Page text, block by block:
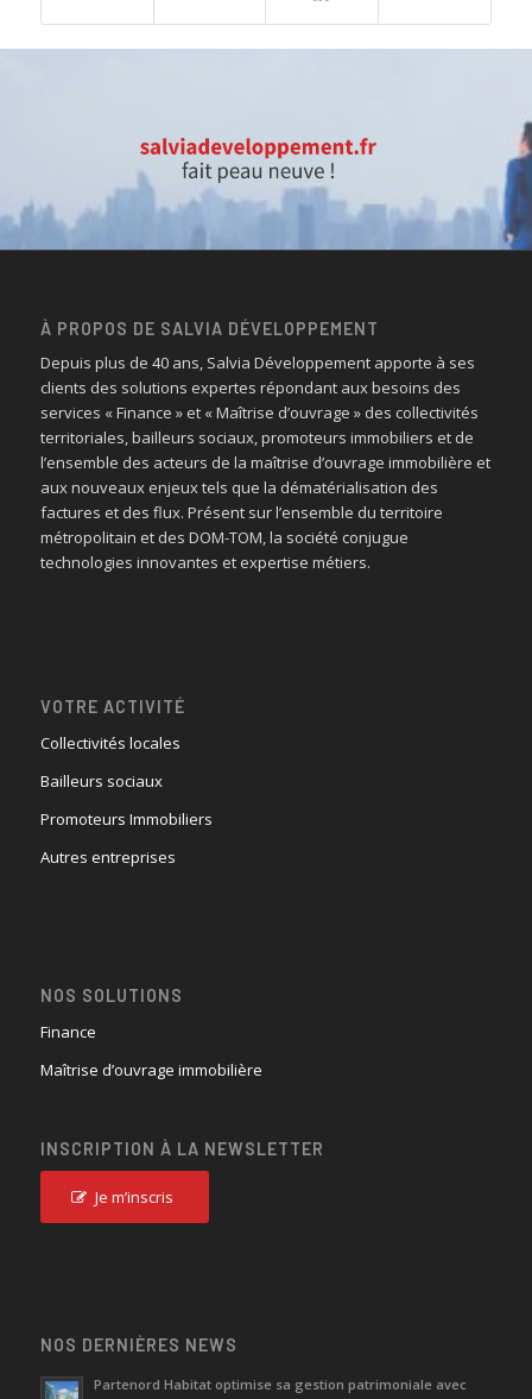
À PROPOS DE SALVIA DÉVELOPPEMENT
Depuis plus de 40 ans, Salvia Développement apporte à ses
clients des solutions expertes répondant aux besoins des
services « Finance » et « Maîtrise d’ouvrage » des collectivités
territoriales, bailleurs sociaux, promoteurs immobiliers et de
l’ensemble des acteurs de la maîtrise d’ouvrage immobilière et
aux nouveaux enjeux tels que la dématérialisation des
factures et des flux. Présent sur l’ensemble du territoire
métropolitain et des DOM-TOM, la société conjugue
technologies innovantes et expertise métiers.
VOTRE ACTIVITÉ
Collectivités locales
Bailleurs sociaux
Promoteurs Immobiliers
Autres entreprises
NOS SOLUTIONS
Finance
Maîtrise d’ouvrage immobilière
INSCRIPTION À LA NEWSLETTER
Je m’inscris
NOS DERNIÈRES NEWS
Partenord Habitat optimise sa gestion patrimoniale avec